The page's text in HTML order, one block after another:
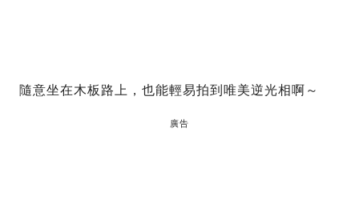
隨意坐在木板路上，也能輕易拍到唯美逆光相啊～
廣告